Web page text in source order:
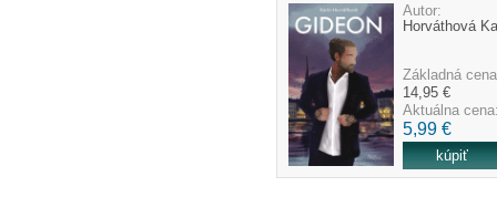
Autor:
Horváthová
Základná
14,95 €
Aktuálna
5,99 €